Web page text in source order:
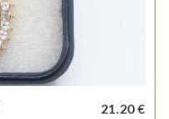
21.20 €